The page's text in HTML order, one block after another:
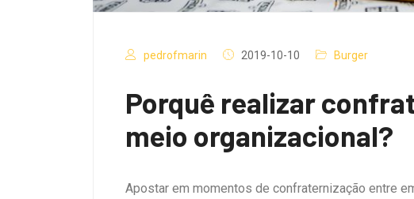
pedrofmarin 2019-10-10 Burger
Porquê realizar
meio organizacional?
Apostar em momentos de confraternização entre